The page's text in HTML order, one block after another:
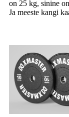
on 25 kg, sinine
Ja meeste kangi